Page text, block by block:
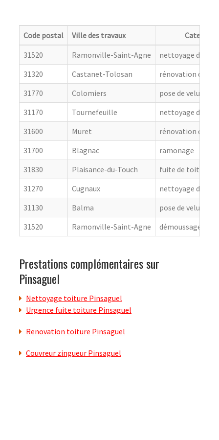
Code postal Ville des travaux
Categorie
31520
Ramonville-Saint-Agne
nettoyage de
31320
Castanet-Tolosan
rénovation de
31770
Colomiers
pose de velux
31170
Tournefeuille
nettoyage de
31600
Muret
rénovation de
31700
Blagnac
ramonage
31830
Plaisance-du-Touch
fuite de toiture
31270
Cugnaux
nettoyage de
31130
Balma
pose de velux
31520
Ramonville-Saint-Agne démoussage de
Prestations complémentaires sur
Pinsaguel
Nettoyage toiture Pinsaguel
Urgence fuite toiture Pinsaguel
Renovation toiture Pinsaguel
Couvreur zingueur Pinsaguel